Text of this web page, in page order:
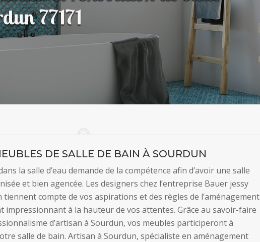
77171
DE SALLE DE BAIN À SOURDUN
la salle d’eau demande de la compétence afin d’avoir une salle
et bien agencée. Les designers chez l’entreprise Bauer jessy
compte de vos aspirations et des règles de l’aménagement
à la hauteur de vos attentes. Grâce au savoir-faire
d’artisan à Sourdun, vos meubles participeront à
salle de bain. Artisan à Sourdun, spécialiste en aménagement